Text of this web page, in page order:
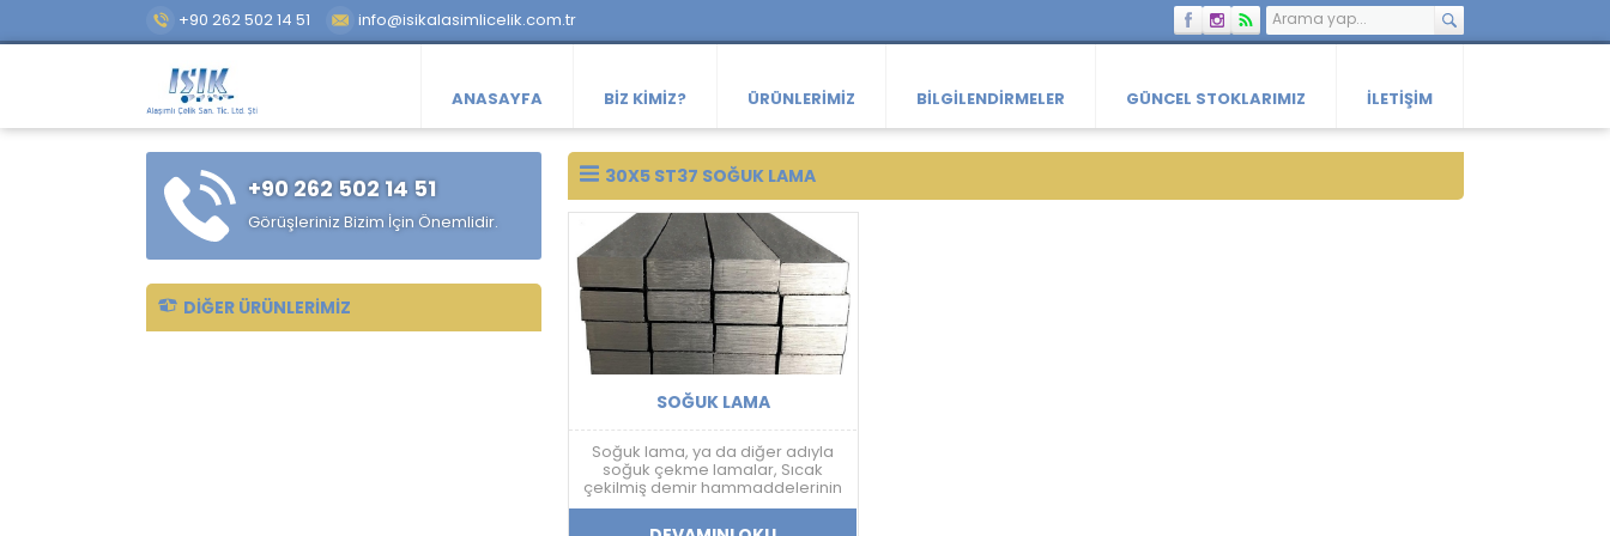
+90 262 502 14 51 info@isikalasimlicelik.com.tr
ANASAYFA BIZ KIMIZ? ÜRÜNLERIMIZ BILGILENDIRMELER GÜNCEL STOKLARIMIZ İLETIŞIM
30X5 ST37 SOĞUK LAMA
SOĞUK LAMA
Soğuk lama, ya da diğer adıyla
soğuk çekme lamalar, Sıcak
çekilmiş demir hammaddelerinin
tekrar bir işlemden geçirilerek,
Esnek ve dayanıklı bir hale
+90 262 502 14 51
Görüşleriniz Bizim İçin Önemlidir.
DIĞER ÜRÜNLERIMIZ